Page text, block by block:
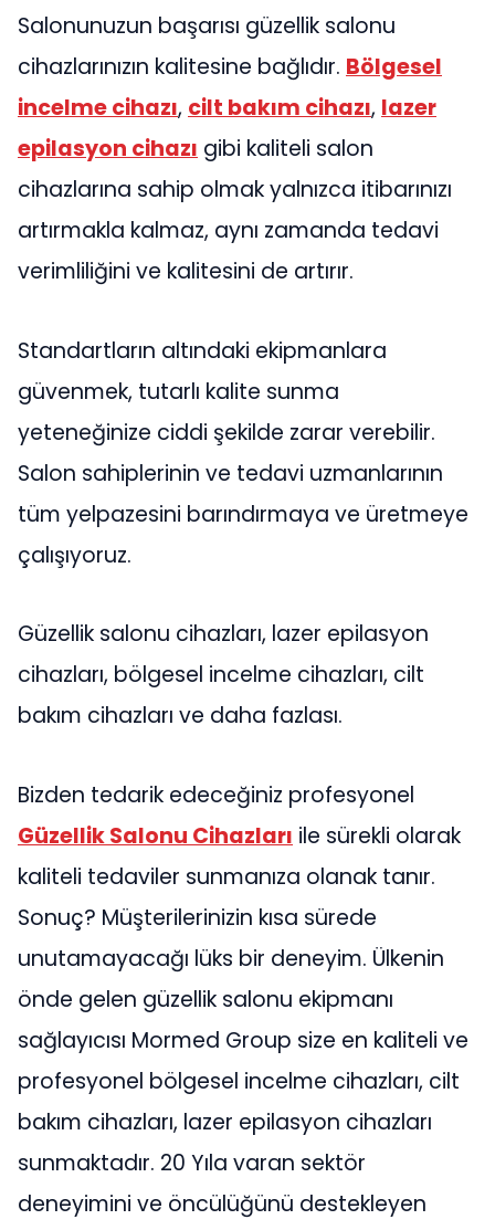
Salonunuzun başarısı güzellik salonu
cihazlarınızın kalitesine bağlıdır. Bölgesel
incelme cihazı, cilt bakım cihazı, lazer
epilasyon cihazı gibi kaliteli salon
cihazlarına sahip olmak yalnızca itibarınızı
artırmakla kalmaz, aynı zamanda tedavi
verimliliğini ve kalitesini de artırır.
Standartların altındaki ekipmanlara
güvenmek, tutarlı kalite sunma
yeteneğinize ciddi şekilde zarar verebilir.
Salon sahiplerinin ve tedavi uzmanlarının
tüm yelpazesini barındırmaya ve üretmeye
çalışıyoruz.
Güzellik salonu cihazları, lazer epilasyon
cihazları, bölgesel incelme cihazları, cilt
bakım cihazları ve daha fazlası.
Bizden tedarik edeceğiniz profesyonel
Güzellik Salonu Cihazları ile sürekli olarak
kaliteli tedaviler sunmanıza olanak tanır.
Sonuç? Müşterilerinizin kısa sürede
unutamayacağı lüks bir deneyim. Ülkenin
önde gelen güzellik salonu ekipmanı
sağlayıcısı Mormed Group size en kaliteli ve
profesyonel bölgesel incelme cihazları, cilt
bakım cihazları, lazer epilasyon cihazları
sunmaktadır. 20 Yıla varan sektör
deneyimini ve öncülüğünü destekleyen